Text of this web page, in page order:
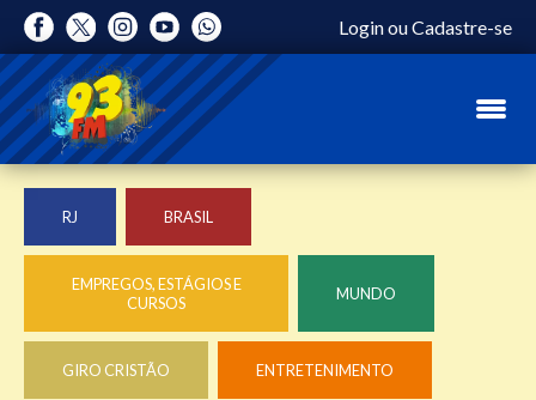
LoginouCadastre-se
RJ BRASIL
EMPREGOS, ESTÁGIOS E
CURSOS
MUNDO
GIRO CRISTÃO ENTRETENIMENTO